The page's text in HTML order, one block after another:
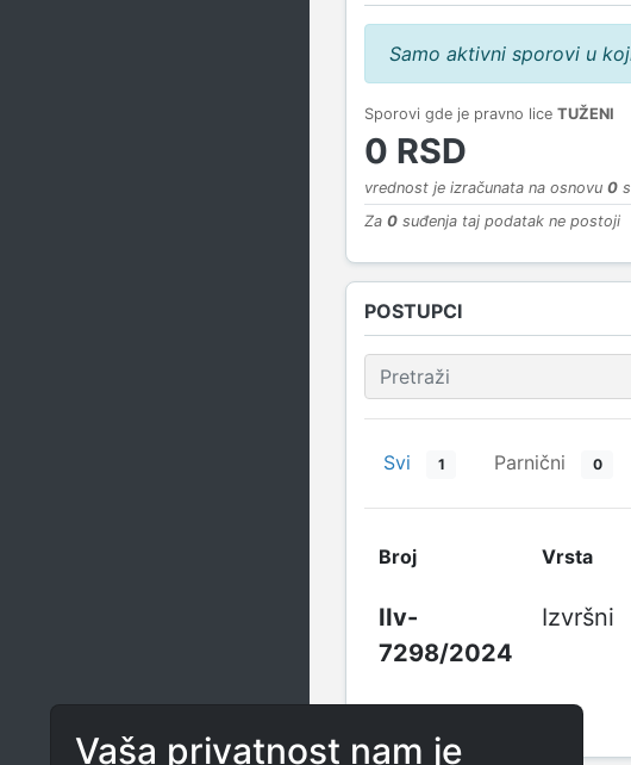
Samo aktivni sporovi u
Sporovi gde je pravno lice TUŽENI
0 RSD
vrednost je izračunata na osnovu 0
Za 0 suđenja taj podatak ne postoji
POSTUPCI
Svi 1 Parnični 0
Broj Vrsta
IIv-
7298/2024
Izvršni
Vaša privatnost nam je